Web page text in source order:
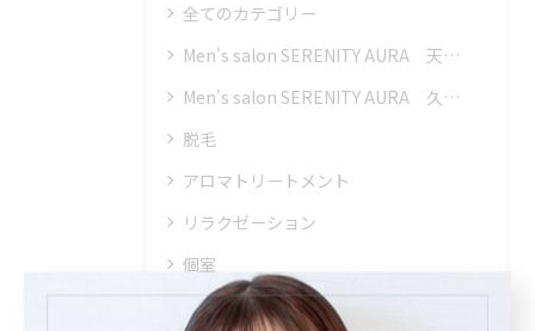
全てのカテゴリー
Men's salon SERENITY AURA 天神店
Men's salon SERENITY AURA 久留米店
脱毛
アロマトリートメント
リラクゼーション
個室
夜遅く